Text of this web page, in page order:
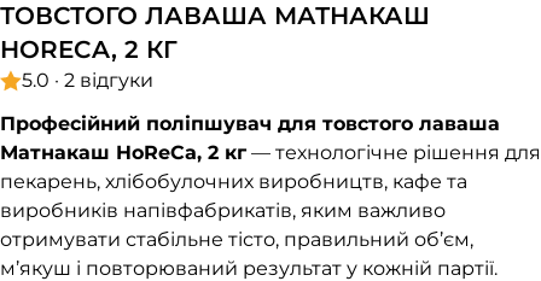
ТОВСТОГО ЛАВАША МАТНАКАШ
HORECA, 2 КГ
5.0 · 2 відгуки
Професійний поліпшувач для товстого лаваша
Матнакаш HoReCa, 2 кг— технологічне рішення для
пекарень, хлібобулочних виробництв, кафе та
виробників напівфабрикатів, яким важливо
отримувати стабільне тісто, правильний об’єм,
м’якуш і повторюваний результат у кожній партії.